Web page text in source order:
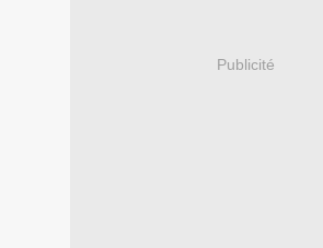
Publicité